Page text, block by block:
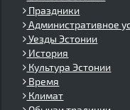
Праздники
Административное
Уезды Эстонии
История
Культура Эстонии
Время
Климат